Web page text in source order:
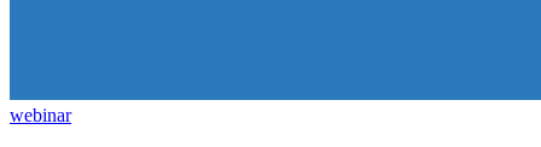
webinar